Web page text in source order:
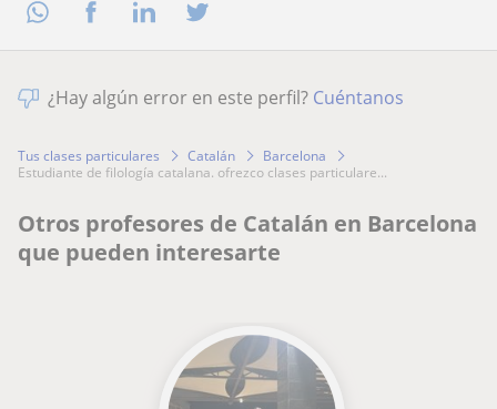
¿Hay algún error en este perfil? Cuéntanos
Tus clases particulares Catalán
Barcelona
estudiante de filología catalana. ofrezco clases particulare...
Otros profesores de Catalán en Barcelona
que pueden interesarte